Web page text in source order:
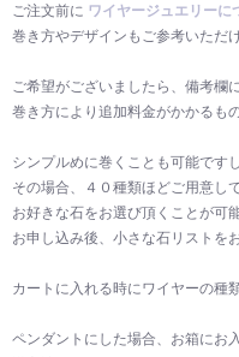
ご注文前に ワイヤージュエリーに
巻き方やデザインもご参考いただけ
ご希望がございましたら、備考欄
巻き方により追加料金がかかるも
シンプルめに巻くことも可能です
その場合、４０種類ほどご用意し
お好きな石をお選び頂くことが可能
お申し込み後、小さな石リストを
カートに入れる時にワイヤーの種
ペンダントにした場合、お箱にお